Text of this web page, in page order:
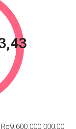
Rp9.600.000.000,00